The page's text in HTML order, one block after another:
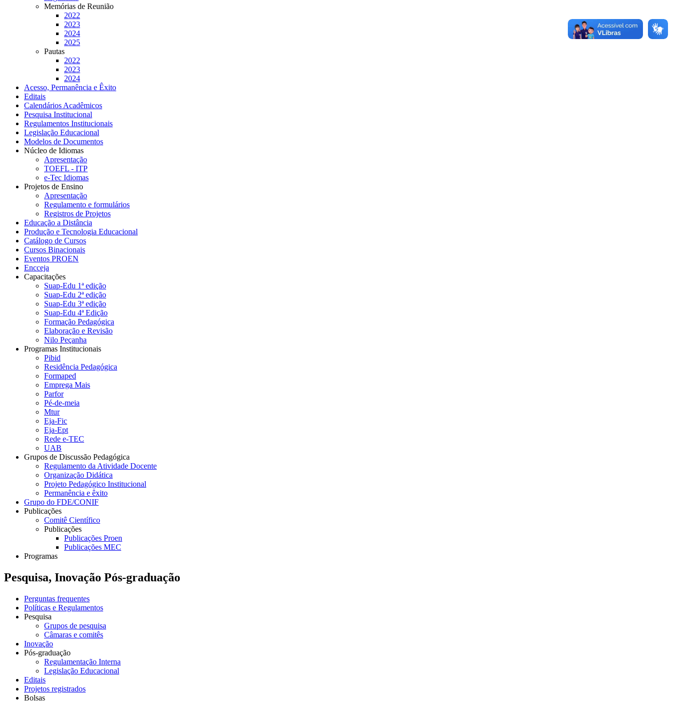
Memórias de Reunião
2022
2023
2024
2025
Pautas
2022
2023
2024
Acesso, Permanência e Êxito
Editais
Calendários Acadêmicos
Pesquisa Institucional
Regulamentos Institucionais
Legislação Educacional
Modelos de Documentos
Núcleo de Idiomas
Apresentação
TOEFL - ITP
e-Tec Idiomas
Projetos de Ensino
Apresentação
Regulamento e formulários
Registros de Projetos
Educação a Distância
Produção e Tecnologia Educacional
Catálogo de Cursos
Cursos Binacionais
Eventos PROEN
Encceja
Capacitações
Suap-Edu 1ª edição
Suap-Edu 2ª edição
Suap-Edu 3ª edição
Suap-Edu 4ª Edição
Formação Pedagógica
Elaboração e Revisão
Nilo Peçanha
Programas Institucionais
Pibid
Residência Pedagógica
Formaped
Emprega Mais
Parfor
Pé-de-meia
Mtur
Eja-Fic
Eja-Ept
Rede e-TEC
UAB
Grupos de Discussão Pedagógica
Regulamento da Atividade Docente
Organização Didática
Projeto Pedagógico Institucional
Permanência e êxito
Grupo do FDE/CONIF
Publicações
Comitê Científico
Publicações
Publicações Proen
Publicações MEC
Programas
Pesquisa, Inovação Pós-graduação
Perguntas frequentes
Políticas e Regulamentos
Pesquisa
Grupos de pesquisa
Câmaras e comitês
Inovação
Pós-graduação
Regulamentação Interna
Legislação Educacional
Editais
Projetos registrados
Bolsas